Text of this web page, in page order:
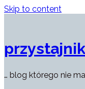
Skip to content
przystajnik
… blog którego nie